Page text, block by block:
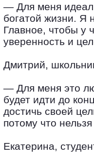
— Для меня идеал
богатой жизни. Я
Главное, чтобы у
уверенность и
Дмитрий,
— Для меня это
будет идти до
достичь своей
потому что
Екатерина,